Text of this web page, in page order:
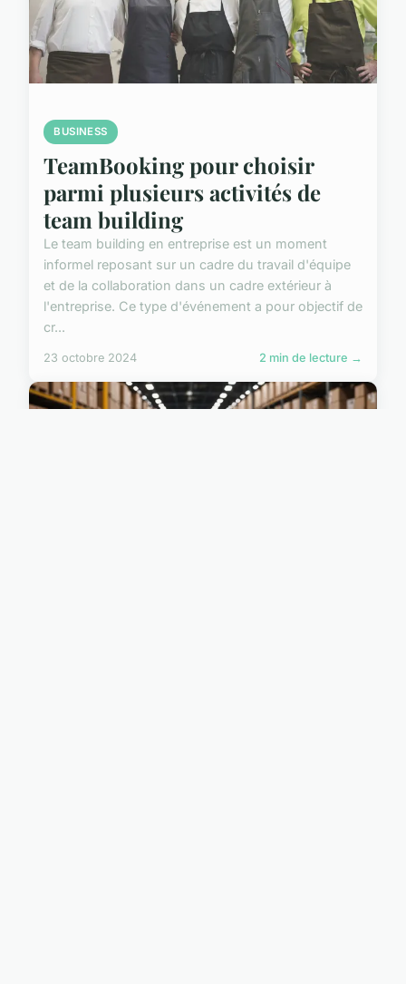
BUSINESS
TeamBooking pour choisir
parmi plusieurs activités de
team building
Le team building en entreprise est un moment
informel reposant sur un cadre du travail d'équipe
et de la collaboration dans un cadre extérieur à
l'entreprise. Ce type d'événement a pour objectif de
cr...
23 octobre 2024 2 min de lecture →